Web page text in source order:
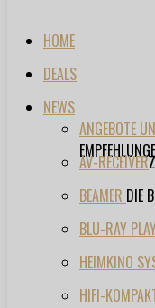
HOME
DEALS
NEWS
ANGEBOTE
AV-RECEIVER
BEAMER DIE
BLU-RAY
HEIMKINO
HIFI-